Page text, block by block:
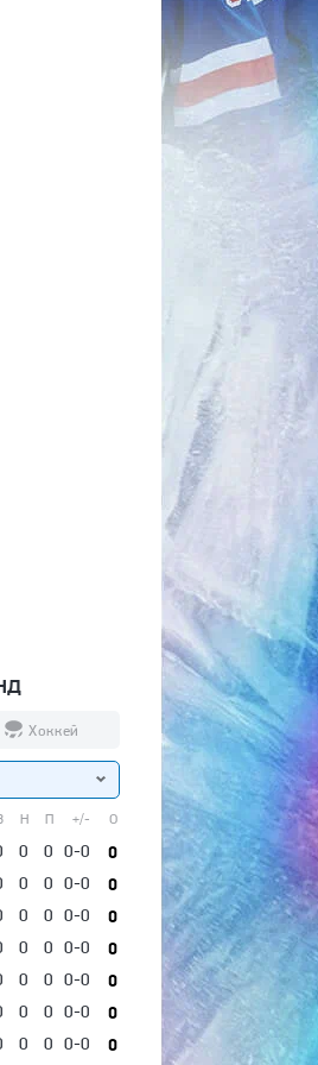
Хоккей
Н П +/-
О
0 0 0-0 0
0 0 0-0 0
0 0 0-0 0
0 0 0-0 0
0 0 0-0 0
0 0 0-0 0
0 0 0-0 0